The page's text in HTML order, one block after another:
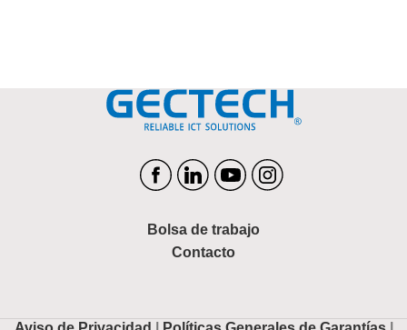
Bolsa de trabajo
Contacto